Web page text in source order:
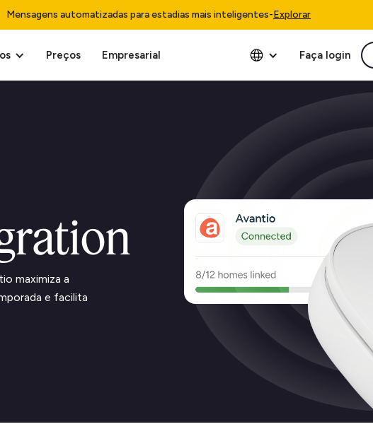
Mensagens automatizadas para estadias mais inteligentes-Explorar
Preços Empresarial Faça login
maximiza a
e facilita